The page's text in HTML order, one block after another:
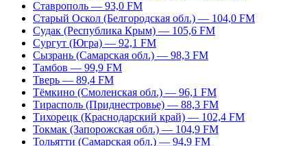
Ставрополь — 93,0 FM
Старый Оскол (Белгородская обл.) — 104,0 FM
Судак (Республика Крым) — 105,6 FM
Сургут (Югра) — 92,1 FM
Сызрань (Самарская обл.) — 98,3 FM
Тамбов — 99,9 FM
Тверь — 89,4 FM
Тёмкино (Смоленская обл.) — 96,1 FM
Тирасполь (Приднестровье) — 88,3 FM
Тихорецк (Краснодарский край) — 102,4 FM
Токмак (Запорожская обл.) — 104,9 FM
Тольятти (Самарская обл.) — 94,9 FM